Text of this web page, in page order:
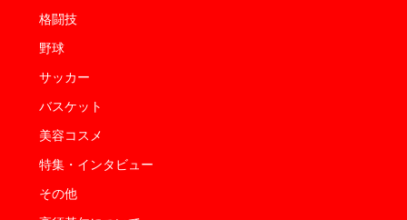
格闘技
野球
サッカー
バスケット
美容コスメ
特集・インタビュー
その他